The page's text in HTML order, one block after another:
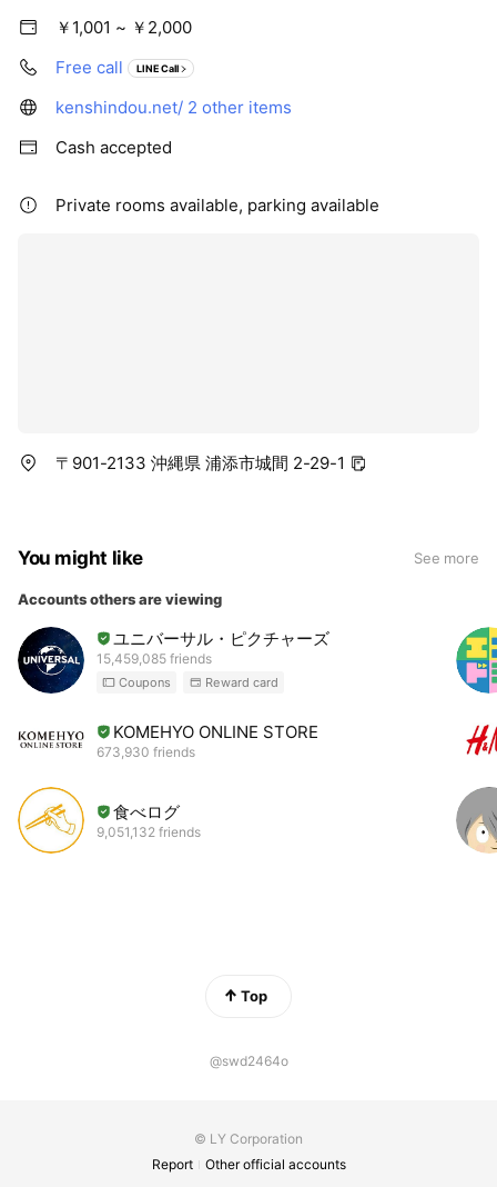
￥1,001 ~ ￥2,000
Free call
LINE Call
kenshindou.net/ 2 other items
Cash accepted
Private rooms available, parking available
〒901-2133 沖縄県 浦添市城間 2-29-1
You might like See more
Accounts others are viewing
ユニバーサル・ピクチャーズ
15,459,085 friends
Coupons Reward card
KOMEHYO ONLINE STORE
673,930 friends
食べログ
9,051,132 friends
Top
@swd2464o
© LY Corporation
Report
Other official accounts